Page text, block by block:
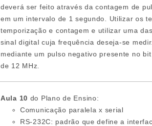
deverá ser feito através da contagem de
em um intervalo de 1 segundo. Utilizar os
temporização e contagem e utilizar uma
sinal digital cuja frequência deseja-se
mediante um pulso negativo presente no
de 12 MHz.
Aula 10 do Plano de Ensino:
Comunicação paralela x serial
RS-232C: padrão que define a